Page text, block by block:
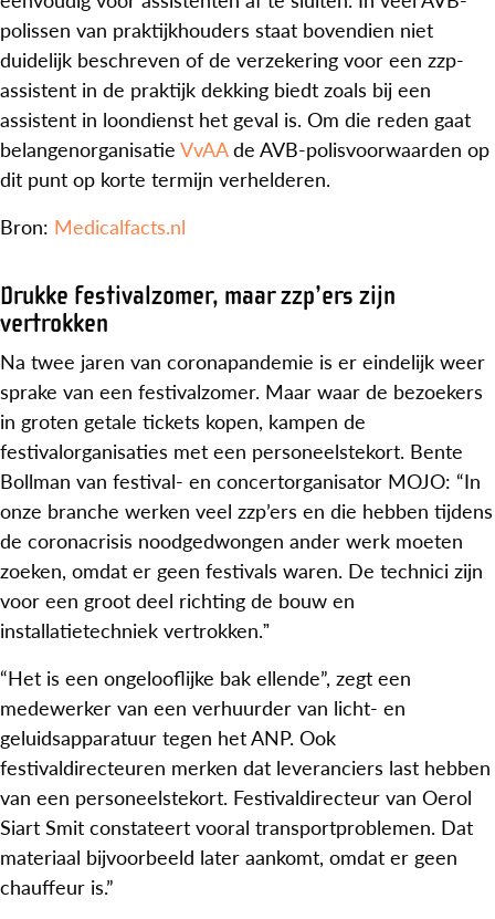
polissen van praktijkhouders staat bovendien niet
duidelijk beschreven of de verzekering voor een zzp-
assistent in de praktijk dekking biedt zoals bij een
assistent in loondienst het geval is. Om die reden gaat
belangenorganisatie VvAAde AVB-polisvoorwaarden op
dit punt op korte termijn verhelderen.
Bron: Medicalfacts.nl
Drukke festivalzomer, maar zzp’ers zijn
vertrokken
Na twee jaren van coronapandemie is er eindelijk weer
sprake van een festivalzomer. Maar waar de bezoekers
in groten getale tickets kopen, kampen de
festivalorganisaties met een personeelstekort. Bente
Bollman van festival- en concertorganisator MOJO: “In
onze branche werken veel zzp’ers en die hebben tijdens
de coronacrisis noodgedwongen ander werk moeten
zoeken, omdat er geen festivals waren. De technici zijn
voor een groot deel richting de bouw en
installatietechniek vertrokken.ˮ
“Het is een ongelooflijke bak ellende”, zegt een
medewerker van een verhuurder van licht- en
geluidsapparatuur tegen het ANP. Ook
festivaldirecteuren merken dat leveranciers last hebben
van een personeelstekort. Festivaldirecteur van Oerol
Siart Smit constateert vooral transportproblemen. Dat
materiaal bijvoorbeeld later aankomt, omdat er geen
chauffeur is.”